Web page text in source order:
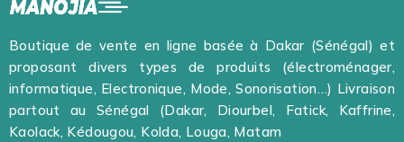
Boutique de vente en ligne basée à Dakar (Sénégal) et
proposant divers types de produits (électroménager,
informatique, Electronique, Mode, Sonorisation…) Livraison
partout au Sénégal (Dakar, Diourbel, Fatick, Kaffrine,
Kaolack, Kédougou, Kolda, Louga, Matam